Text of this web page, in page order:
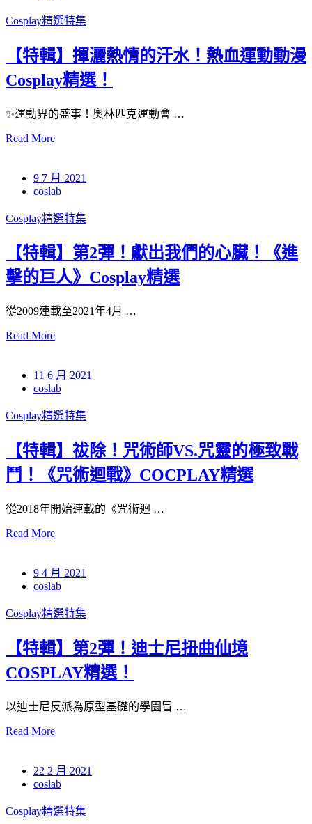
Cosplay精選特集
【特輯】揮灑熱情的汗水！熱血運動動漫
Cosplay精選！
✨運動界的盛事！奧林匹克運動會 …
Read More
9 7 月 2021
coslab
Cosplay精選特集
【特輯】第2彈！獻出我們的心臟！《進
擊的巨人》Cosplay精選
從2009連載至2021年4月 …
Read More
11 6 月 2021
coslab
Cosplay精選特集
【特輯】祓除！咒術師VS.咒靈的極致戰
鬥！《咒術迴戰》COCPLAY精選
從2018年開始連載的《咒術迴 …
Read More
9 4 月 2021
coslab
Cosplay精選特集
【特輯】第2彈！迪士尼扭曲仙境
COSPLAY精選！
以迪士尼反派為原型基礎的學園冒 …
Read More
22 2 月 2021
coslab
Cosplay精選特集